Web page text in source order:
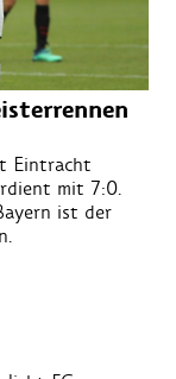
Eintracht
mit 7:0.
ist der